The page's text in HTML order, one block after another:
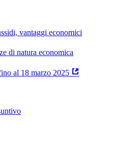
vantaggi economici
di natura economica
al 18 marzo 2025